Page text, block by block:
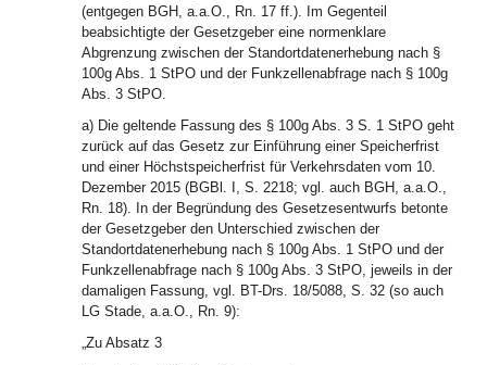
(entgegen BGH, a.a.O., Rn. 17 ff.). Im Gegenteil
beabsichtigte der Gesetzgeber eine normenklare
Abgrenzung zwischen der Standortdatenerhebung nach §
100g Abs. 1 StPO und der Funkzellenabfrage nach § 100g
Abs. 3 StPO.
a) Die geltende Fassung des § 100g Abs. 3 S. 1 StPO geht
zurück auf das Gesetz zur Einführung einer Speicherfrist
und einer Höchstspeicherfrist für Verkehrsdaten vom 10.
Dezember 2015 (BGBl. I, S. 2218; vgl. auch BGH, a.a.O.,
Rn. 18). In der Begründung des Gesetzesentwurfs betonte
der Gesetzgeber den Unterschied zwischen der
Standortdatenerhebung nach § 100g Abs. 1 StPO und der
Funkzellenabfrage nach § 100g Abs. 3 StPO, jeweils in der
damaligen Fassung, vgl. BT-Drs. 18/5088, S. 32 (so auch
LG Stade, a.a.O., Rn. 9):
„Zu Absatz 3